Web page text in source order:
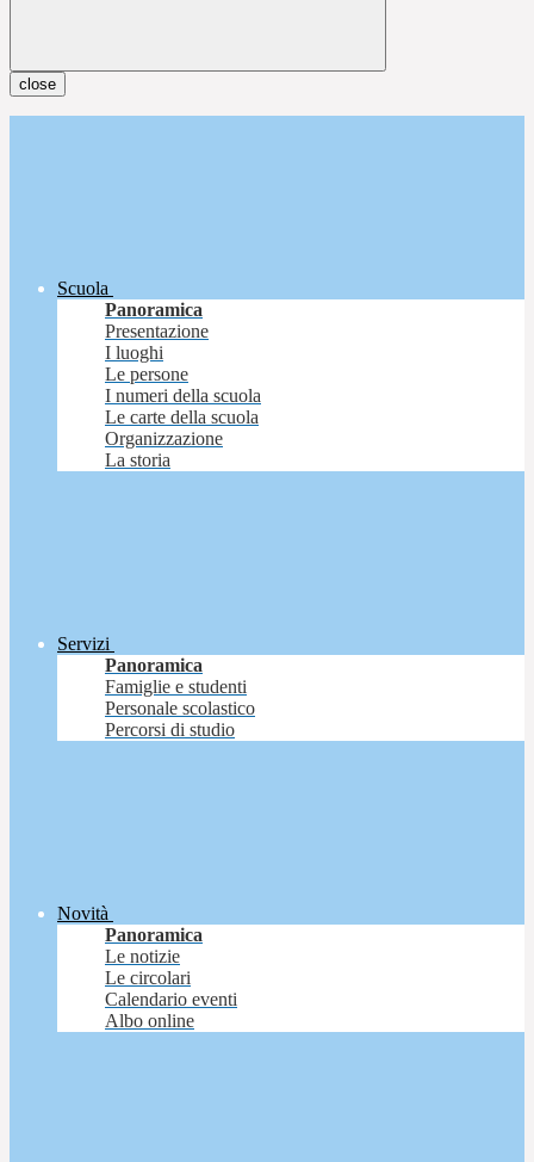
close
Scuola
Panoramica
Presentazione
I luoghi
Le persone
I numeri della scuola
Le carte della scuola
Organizzazione
La storia
Servizi
Panoramica
Famiglie e studenti
Personale scolastico
Percorsi di studio
Novità
Panoramica
Le notizie
Le circolari
Calendario eventi
Albo online